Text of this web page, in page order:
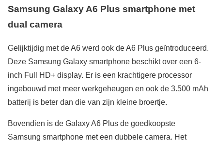
Samsung Galaxy A6 Plus smartphone met
dual camera
Gelijktijdig met de A6 werd ook de A6 Plus geïntroduceerd.
Deze Samsung Galaxy smartphone beschikt over een 6-
inch Full HD+ display. Er is een krachtigere processor
ingebouwd met meer werkgeheugen en ook de 3.500 mAh
batterij is beter dan die van zijn kleine broertje.
Bovendien is de Galaxy A6 Plus de goedkoopste
Samsung smartphone met een dubbele camera. Het